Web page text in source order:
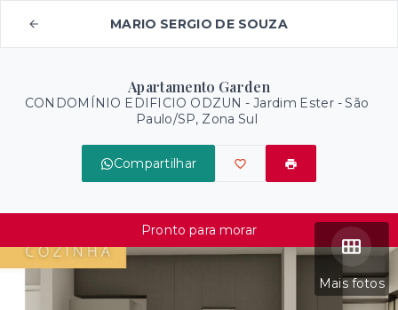
MARIO SERGIO DE SOUZA
Apartamento Garden
CONDOMÍNIO EDIFICIO ODZUN -Jardim Ester - São
Paulo/SP, Zona Sul
Compartilhar
Mais fotos
Pronto para morar